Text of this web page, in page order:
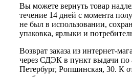
Вы можете вернуть товар
течение 14 дней с момента
не был в использовании,
упаковка, ярлыки и
Возврат заказа из интернет-
через СДЭК в пункт выдачи по
Петербург, Ропшинская, 30. К